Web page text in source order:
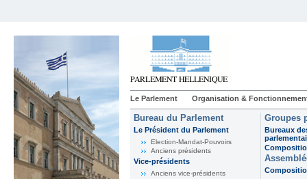
Le Parlement Organisation &
Bureau du Parlement
Le Président du Parlement
Election-Mandat-Pouvoirs
Anciens présidents
Vice-présidents
Anciens vice-présidents
Groupes
Bureaux